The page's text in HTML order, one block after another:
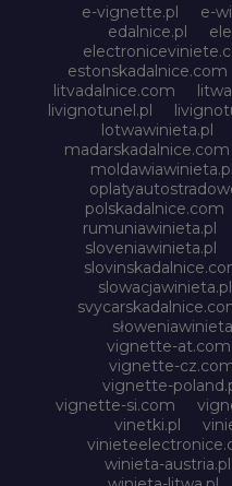
e-vignette.pl
e-
edalnice.pl
estonskadalnice.com
litvadalnice.com
livignotunel.pl
lotwawinieta.pl
madarskadalnice.com
moldawiawinieta.pl
polskadalnice.com
rumuniawinieta.pl
sloveniawinieta.pl
slowacjawinieta.pl
vignette-at.com
vignette-
vignette-
vignette-si.com
vinetki.pl
winieta-austria.pl